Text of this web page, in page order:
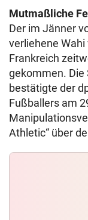
Mutmaßliche
Der im Jänner
verliehene
Frankreich
gekommen.
bestätigte der
Fußballers am
Athletic“ über